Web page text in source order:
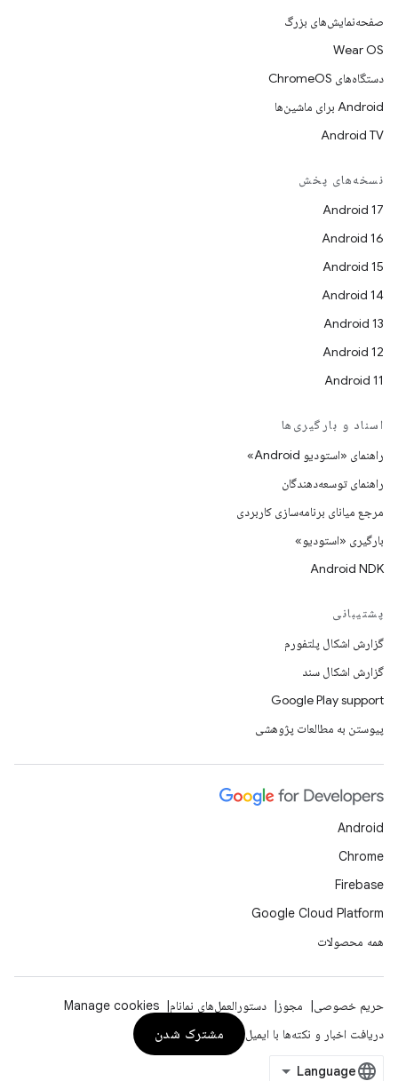
صفحه‌نمایش‌های بزرگ
Wear OS
دستگاه‌های ChromeOS
Android برای ماشین‌ها
Android TV
نسخه‌های پخش
Android 17
Android 16
Android 15
Android 14
Android 13
Android 12
Android 11
اسناد و بارگیری‌ها
راهنمای «استودیو Android»
راهنمای توسعه‌دهندگان
مرجع میانای برنامه‌سازی کاربردی
بارگیری «استودیو»
Android NDK
پشتیبانی
گزارش اشکال پلتفورم
گزارش اشکال سند
Google Play support
پیوستن به مطالعات پژوهشی
Android
Chrome
Firebase
Google Cloud Platform
همه محصولات
حریم خصوصی مجوز دستورالعمل‌های نمانام
Manage cookies
دریافت اخبار و نکته‌ها با ایمیل
مشترک شدن